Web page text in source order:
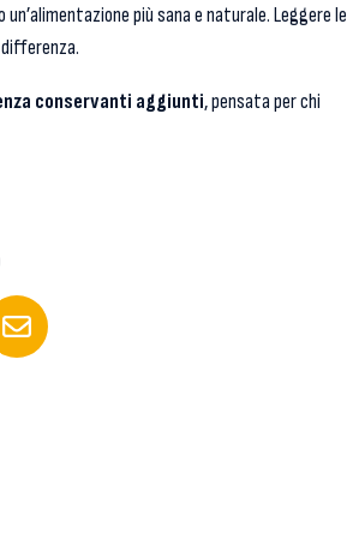
più sana e naturale. Leggere le
conservanti aggiunti, pensata per chi